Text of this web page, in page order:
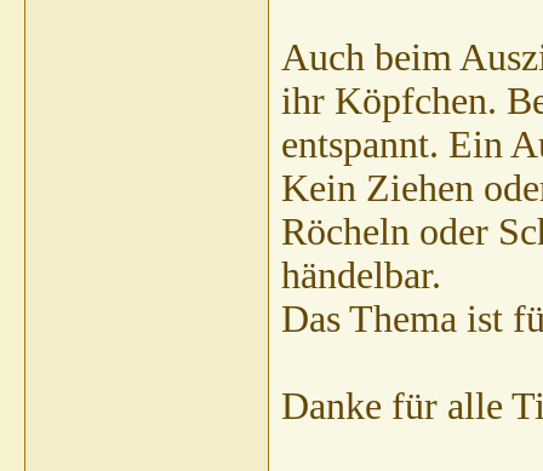
galathee
Auch beim
ihr Köpfchen.
entspannt. Ein
Kein Ziehen
Röcheln oder
händelbar.
Das Thema ist
Danke für alle